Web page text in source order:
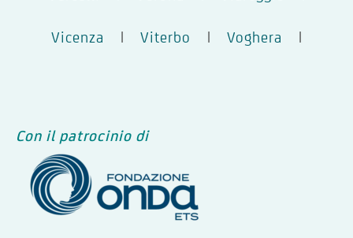
Vicenza | Viterbo | Voghera |
Con il patrocinio di